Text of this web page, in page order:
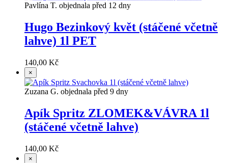
Pavlína T. objednala před 12 dny
Hugo Bezinkový květ (stáčené včetně
lahve) 1l PET
140,00 Kč
×
Zuzana G. objednala před 9 dny
Apík Spritz ZLOMEK&VÁVRA 1l
(stáčené včetně lahve)
140,00 Kč
×